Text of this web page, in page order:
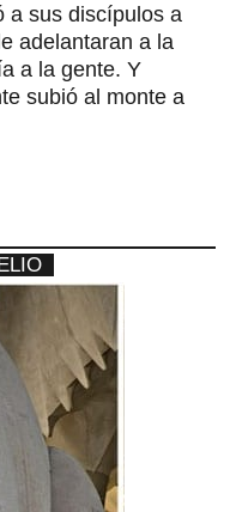
a sus discípulos a
adelantaran a la
a la gente. Y
subió al monte a